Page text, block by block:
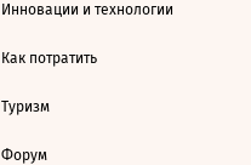
Инновации и технологии
Как потратить
Туризм
Форум